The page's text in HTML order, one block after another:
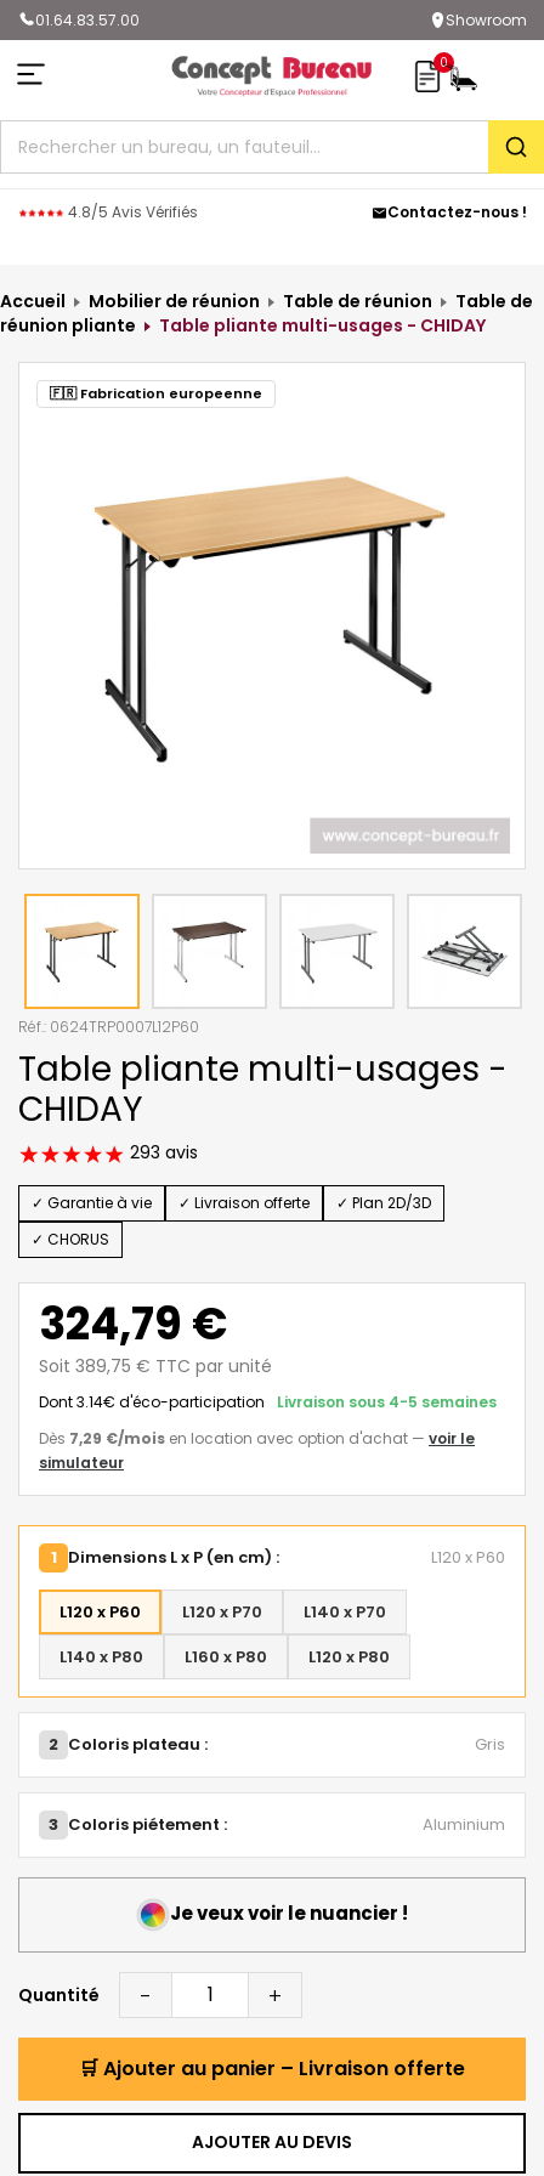
01.64.83.57.00 Showroom
0
4.8/5 Avis Vérifiés Contactez-nous !
Accueil Mobilier de réunion Table de réunion
Table de
réunion pliante
Table pliante multi-usages - CHIDAY
Réf.: 0624TRP0007L12P60
Table pliante multi-usages -
CHIDAY
293 avis
✓ Garantie à vie ✓ Livraison offerte
✓ Plan 2D/3D
✓ CHORUS
324,79 €
Soit 389,75 € TTC par unité
Dont 3.14€ d'éco-participation
Livraison sous 4-5 semaines
Dès 7,29 €/mois en location avec option d'achat — voir le
simulateur
1 Dimensions L x P (en cm) : L120 x P60
L120 x P60 L120 x P70
L140 x P70
L140 x P80
L160 x P80 L120 x P80
2 Coloris plateau : Gris
3 Coloris piétement : Aluminium
Je veux voir le nuancier !
Quantité - +
🛒 Ajouter au panier – Livraison offerte
AJOUTER AU DEVIS